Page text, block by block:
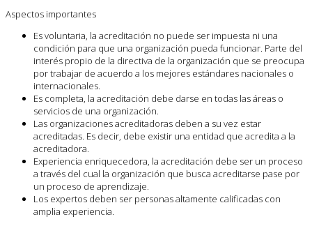
Aspectos importantes
Es voluntaria, la acreditación no puede ser impuesta ni una
condición para que una organización pueda funcionar. Parte del
interés propio de la directiva de la organización que se preocupa
por trabajar de acuerdo a los mejores estándares nacionales o
internacionales.
Es completa, la acreditación debe darse en todas las áreas o
servicios de una organización.
Las organizaciones acreditadoras deben a su vez estar
acreditadas. Es decir, debe existir una entidad que acredita a la
acreditadora.
Experiencia enriquecedora, la acreditación debe ser un proceso
a través del cual la organización que busca acreditarse pase por
un proceso de aprendizaje.
Los expertos deben ser personas altamente calificadas con
amplia experiencia.